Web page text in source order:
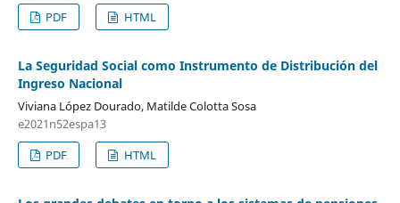
PDF
HTML
La Seguridad Social como Instrumento de Distribución del
Ingreso Nacional
Viviana López Dourado, Matilde Colotta Sosa
e2021n52espa13
PDF
HTML